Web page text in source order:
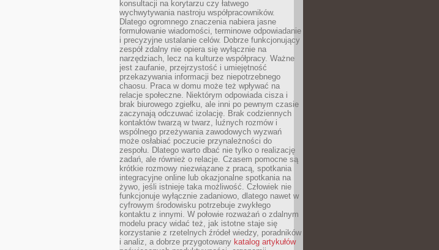
konsultacji na korytarzu czy łatwego
wychwytywania nastroju współpracowników.
Dlatego ogromnego znaczenia nabiera jasne
formułowanie wiadomości, terminowe odpowiadanie
i precyzyjne ustalanie celów. Dobrze funkcjonujący
zespół zdalny nie opiera się wyłącznie na
narzędziach, lecz na kulturze współpracy. Ważne
jest zaufanie, przejrzystość i umiejętność
przekazywania informacji bez niepotrzebnego
chaosu. Praca w domu może też wpływać na
relacje społeczne. Niektórym odpowiada cisza i
brak biurowego zgiełku, ale inni po pewnym czasie
zaczynają odczuwać izolację. Brak codziennych
kontaktów twarzą w twarz, luźnych rozmów i
wspólnego przeżywania zawodowych wyzwań
może osłabiać poczucie przynależności do
zespołu. Dlatego warto dbać nie tylko o realizację
zadań, ale również o relacje. Czasem pomocne są
krótkie rozmowy niezwiązane z pracą, spotkania
integracyjne online lub okazjonalne spotkania na
żywo, jeśli istnieje taka możliwość. Człowiek nie
funkcjonuje wyłącznie zadaniowo, dlatego nawet w
cyfrowym środowisku potrzebuje zwykłego
kontaktu z innymi. W połowie rozważań o zdalnym
modelu pracy widać też, jak istotne staje się
korzystanie z rzetelnych źródeł wiedzy, poradników
i analiz, a dobrze przygotowany katalog artykułów